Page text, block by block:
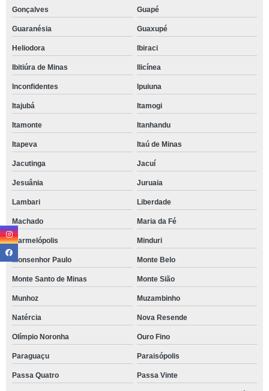
Gonçalves Guapé
Guaranésia Guaxupé
Heliodora Ibiraci
Ibitiúra de Minas Ilicínea
Inconfidentes Ipuiuna
Itajubá Itamogi
Itamonte Itanhandu
Itapeva Itaú de Minas
Jacutinga Jacuí
Jesuânia Juruaia
Lambari Liberdade
Machado Maria da Fé
Marmelópolis Minduri
Monsenhor Paulo Monte Belo
Monte Santo de Minas Monte Sião
Munhoz Muzambinho
Natércia Nova Resende
Olímpio Noronha Ouro Fino
Paraguaçu Paraisópolis
Passa Quatro Passa Vinte